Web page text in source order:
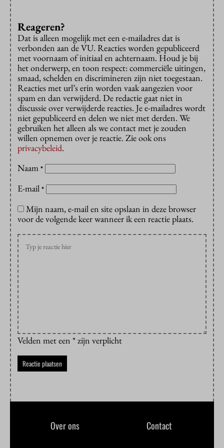
Reageren?
Dat is alleen mogelijk met een e-mailadres dat is
verbonden aan de VU. Reacties worden gepubliceerd
met voornaam of initiaal en achternaam. Houd je bij
het onderwerp, en toon respect: commerciële uitingen,
smaad, schelden en discrimineren zijn niet toegestaan.
Reacties met url’s erin worden vaak aangezien voor
spam en dan verwijderd. De redactie gaat niet in
discussie over verwijderde reacties. Je e-mailadres wordt
niet gepubliceerd en delen we niet met derden. We
gebruiken het alleen als we contact met je zouden
willen opnemen over je reactie. Zie ook ons
privacybeleid.
Naam *
E-mail *
Mijn naam, e-mail en site opslaan in deze browser
voor de volgende keer wanneer ik een reactie plaats.
Velden met een * zijn verplicht
Over ons Contact